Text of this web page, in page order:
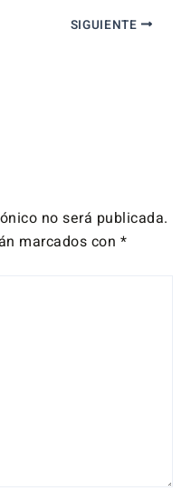
SIGUIENTE
no será publicada.
marcados con *